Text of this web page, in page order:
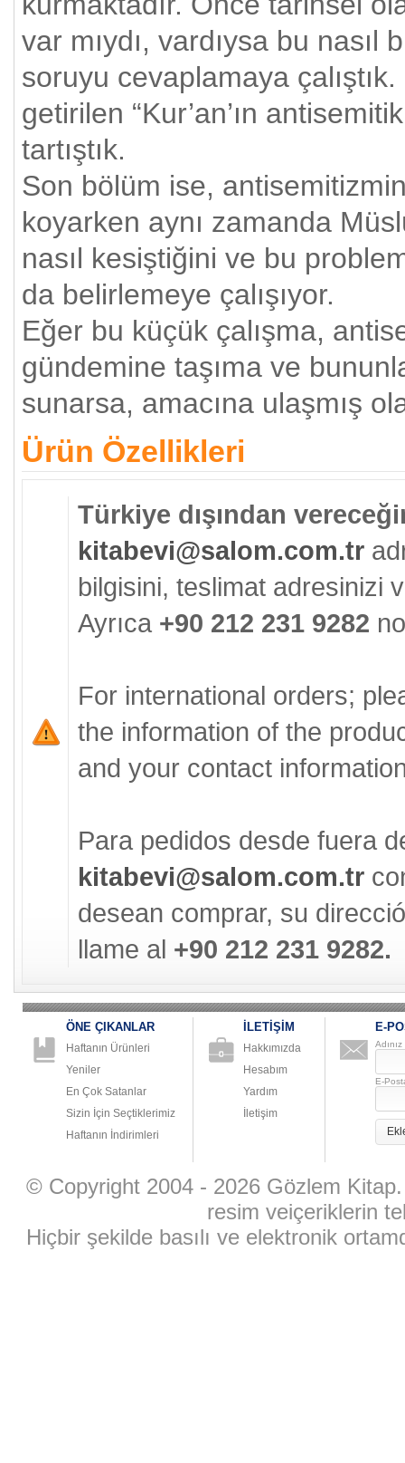
var mıydı, vardıysa bu nasıl
soruyu cevaplamaya
getirilen “Kur’an’ın
tartıştık.
Son bölüm ise,
koyarken aynı zamanda
nasıl kesiştiğini ve bu
da belirlemeye çalışıyor.
Eğer bu küçük çalışma,
gündemine taşıma ve
sunarsa, amacına ulaşmış
Ürün Özellikleri
Türkiye dışından
kitabevi@salom.com.tr
bilgisini, teslimat adresinizi
Ayrıca +90 212 231 9282
For international orders;
the information of the
and your contact
Para pedidos desde fuera
kitabevi@salom.com.tr
desean comprar, su
llame al +90 212 231 9282.
ÖNE ÇIKANLAR
Haftanın Ürünleri
Yeniler
En Çok Satanlar
Sizin İçin Seçtiklerimiz
Haftanın İndirimleri
İLETİŞİM
Hakkımızda
Hesabım
Yardım
İletişim
E-
E-
© Copyright 2004 - 2026 Gözlem
resim veiçeriklerin
Hiçbir şekilde basılı ve elektronik